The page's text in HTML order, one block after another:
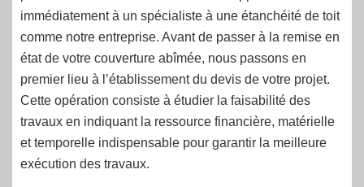
immédiatement à un spécialiste à une étanchéité de toit
comme notre entreprise. Avant de passer à la remise en
état de votre couverture abîmée, nous passons en
premier lieu à l’établissement du devis de votre projet.
Cette opération consiste à étudier la faisabilité des
travaux en indiquant la ressource financière, matérielle
et temporelle indispensable pour garantir la meilleure
exécution des travaux.